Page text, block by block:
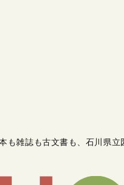
も雑誌も古文書も 石川県立